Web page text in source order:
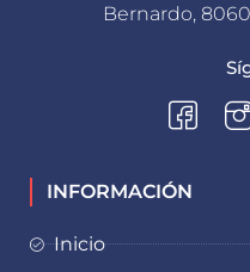
Bernardo,
INFORMACIÓN
Inicio